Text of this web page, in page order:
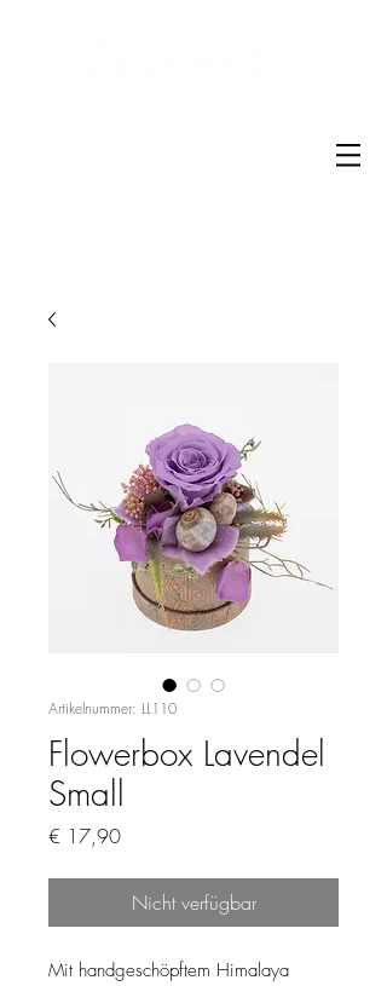
Artikelnummer: LL110
Flowerbox Lavendel
Small
€ 17,90Preis
Nicht verfügbar
Mit handgeschöpftem Himalaya